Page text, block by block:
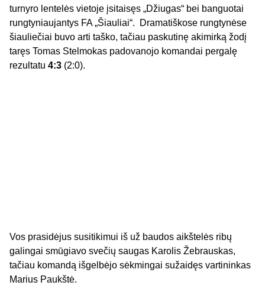
turnyro lentelės vietoje įsitaisęs „Džiugas“ bei banguotai
rungtyniaujantys FA „Šiauliai“. Dramatiškose rungtynėse
šiauliečiai buvo arti taško, tačiau paskutinę akimirką žodį
taręs Tomas Stelmokas padovanojo komandai pergalę
rezultatu 4:3 (2:0).
Vos prasidėjus susitikimui iš už baudos aikštelės ribų
galingai smūgiavo svečių saugas Karolis Žebrauskas,
tačiau komandą išgelbėjo sėkmingai sužaidęs vartininkas
Marius Paukštė.